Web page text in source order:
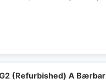
(Refurbished) A